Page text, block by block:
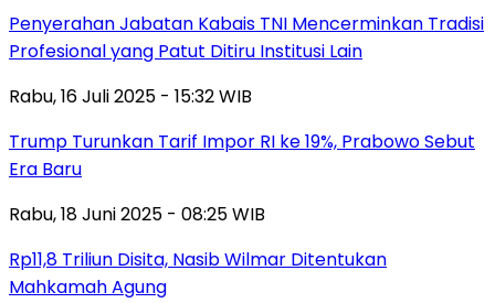
Penyerahan Jabatan Kabais TNI Mencerminkan Tradisi
Profesional yang Patut Ditiru Institusi Lain
Rabu, 16 Juli 2025 - 15:32 WIB
Trump Turunkan Tarif Impor RI ke 19%, Prabowo Sebut
Era Baru
Rabu, 18 Juni 2025 - 08:25 WIB
Rp11,8 Triliun Disita, Nasib Wilmar Ditentukan
Mahkamah Agung